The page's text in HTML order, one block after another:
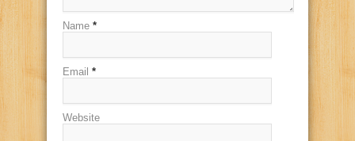
Name *
Email *
Website